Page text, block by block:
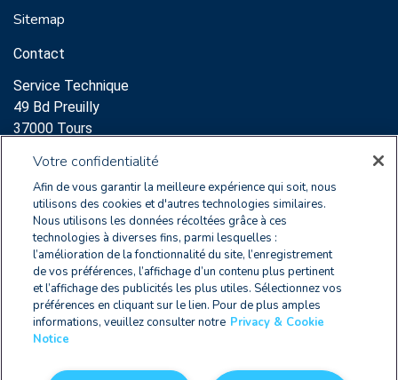
Sitemap
Contact
Service Technique
49 Bd Preuilly
37000 Tours
clearnoxsupport@wolterskluwer.com
+33 2 47 60 65 96
Service Commercial
64 Rue des Archives
75003 Paris
+33 2 47 60 65 96
FR 2579 9178 8010 0012
Votre confidentialité
Afin de vous garantir la meilleure expérience qui soit, nous
utilisons des cookies et d'autres technologies similaires.
Nous utilisons les données récoltées grâce à ces
technologies à diverses fins, parmi lesquelles :
l’amélioration de la fonctionnalité du site, l’enregistrement
de vos préférences, l’affichage d’un contenu plus pertinent
et l’affichage des publicités les plus utiles. Sélectionnez vos
préférences en cliquant sur le lien. Pour de plus amples
informations, veuillez consulter notre Privacy & Cookie
Notice